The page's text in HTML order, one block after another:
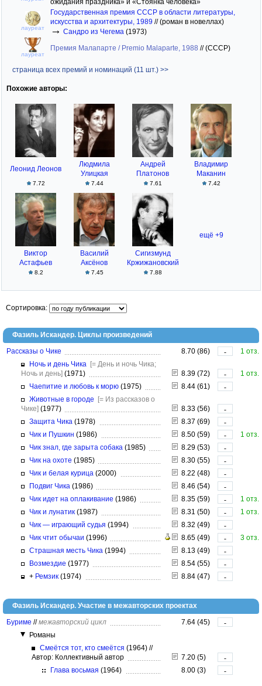
ожидания праздника» и «Стоянка человека»
лауреат
Государственная премия СССР в области литературы,
искусства и архитектуры, 1989 //(роман в новеллах)
→ Сандро из Чегема (1973)
лауреат
Премия Малапарте / Premio Malaparte, 1988 //(СССР)
страница всех премий и номинаций (11 шт.) >>
Похожие авторы:
Леонид Леонов
7.72
Людмила
Улицкая
7.44
Андрей
Платонов
7.61
Владимир
Маканин
7.42
Виктор
Астафьев
8.2
Василий
Аксёнов
7.45
Сигизмунд
Кржижановский
7.88
ещё +9
Сортировка:
Фазиль Искандер. Циклы произведений
Рассказы о Чике
8.70 (86) -
1 отз.
Ночь и день Чика [= День и ночь Чика;
Ночь и день] (1971) 8.39 (72) -
1 отз.
Чаепитие и любовь к морю (1975) 8.44 (61)
-
Животные в городе
[= Из рассказов о
Чике] (1977) 8.33 (56)
-
Защита Чика (1978) 8.37 (69)
-
Чик и Пушкин (1986) 8.50 (59) -
1 отз.
Чик знал, где зарыта собака (1985) 8.29 (53)
-
Чик на охоте (1985) 8.30 (55)
-
Чик и белая курица (2000) 8.22 (48)
-
Подвиг Чика (1986) 8.46 (54)
-
Чик идет на оплакивание (1986) 8.35 (59) -
1 отз.
Чик и лунатик (1987) 8.31 (50) -
1 отз.
Чик — играющий судья (1994) 8.32 (49)
-
Чик чтит обычаи (1996) 8.65 (49) -
3 отз.
Страшная месть Чика (1994) 8.13 (49)
-
Возмездие (1977) 8.54 (55)
-
+ Ремзик (1974) 8.84 (47) -
Фазиль Искандер. Участие в межавторских проектах
Буриме // межавторский цикл 7.64 (45)
-
Романы
Смеётся тот, кто смеётся (1964) //
Автор: Коллективный автор
7.20 (5)
-
Глава восьмая (1964) 8.00 (3) -